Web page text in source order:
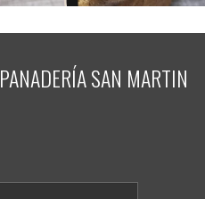
PANADERÍA SAN MARTIN